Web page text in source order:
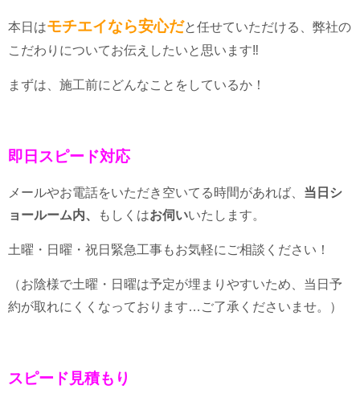
本日はモチエイなら安心だと任せていただける、弊社の
こだわりについてお伝えしたいと思います‼
まずは、施工前にどんなことをしているか！
即日スピード対応
メールやお電話をいただき空いてる時間があれば、 当日シ
ョールーム内、
もしくはお伺いいたします。
土曜・日曜・祝日緊急工事もお気軽にご相談ください！
（お陰様で土曜・日曜は予定が埋まりやすいため、当日予
約が取れにくくなっております…ご了承くださいませ。）
スピード見積もり